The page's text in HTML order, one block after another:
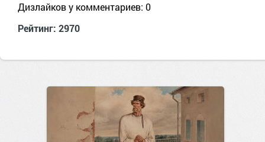
Дизлайков у комментариев: 0
Рейтинг: 2970